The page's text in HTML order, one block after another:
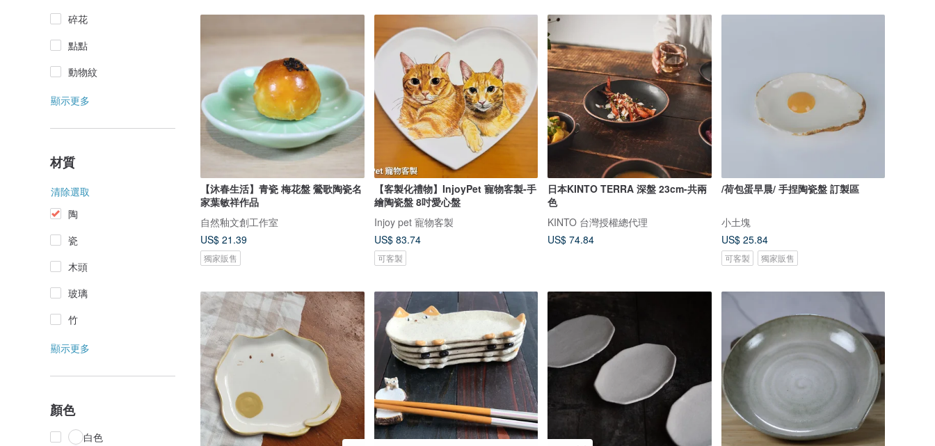
碎花
點點
動物紋
顯示更多
材質
清除選取
陶
瓷
木頭
玻璃
竹
顯示更多
顏色
白色
【沐春生活】青瓷 梅花盤 鶯歌陶瓷名
家葉敏祥作品
自然釉文創工作室
US$ 21.39
獨家販售
【客製化禮物】InjoyPet 寵物客製-手
繪陶瓷盤 8吋愛心盤
Injoy pet 寵物客製
US$ 83.74
可客製
日本KINTO TERRA 深盤 23cm-共兩
色
KINTO 台灣授權總代理
US$ 74.84
/荷包蛋早晨/ 手捏陶瓷盤 訂製區
小土塊
US$ 25.84
可客製 獨家販售